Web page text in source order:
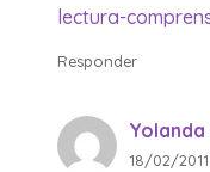
lectura-
Responder
18/02/2011